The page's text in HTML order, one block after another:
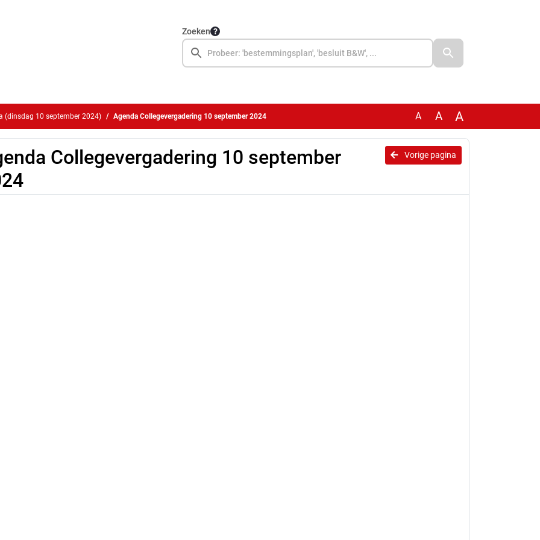
Zoeken
(dinsdag 10 september 2024) Agenda Collegevergadering 10 september 2024 A A A
Vorige pagina
Collegevergadering 10 september